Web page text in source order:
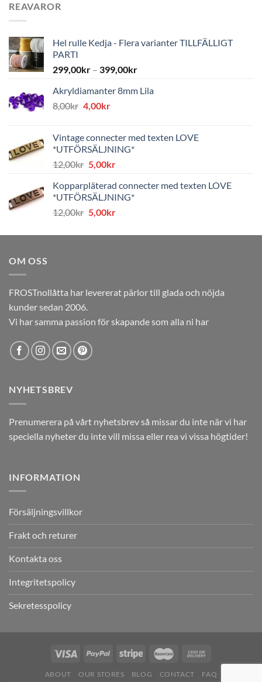
REAVAROR
Hel rulle Kedja - Flera varianter TILLFÄLLIGT
PARTI
299,00kr – 399,00kr
Akryldiamanter 8mm Lila
8,00kr Det
var:
8,00kr.
4,00krDet
är:
4,00kr.
Vintage connecter med texten LOVE
*UTFÖRSÄLJNING*
12,00kr Det
priset
var:
12,00kr.
5,00krDet
priset
är:
5,00kr.
Kopparpläterad connecter med texten LOVE
*UTFÖRSÄLJNING*
12,00kr Det
priset
5,00krDet
priset
OM OSS
FROSTnollåtta har levererat pärlor till glada och nöjda
kunder sedan 2006.
Vi har samma passion för skapande som alla ni har
NYHETSBREV
Prenumerera på vårt nyhetsbrev så missar du inte när vi har
speciella nyheter du inte vill missa eller rea vi vissa högtider!
INFORMATION
Försäljningsvillkor
Frakt och returer
Kontakta oss
Integritetspolicy
Sekretesspolicy
ABOUT OUR STORES BLOG CONTACT FAQ